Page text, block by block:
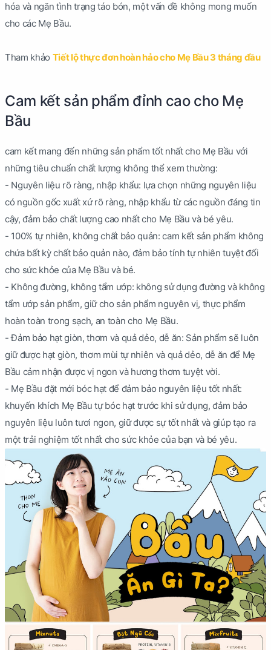
hóa và ngăn tình trạng táo bón, một vấn đề không mong muốn
cho các Mẹ Bầu.
Tham khảo Tiết lộ thực đơn hoàn hảo cho Mẹ Bầu 3 tháng đầu
Cam kết sản phẩm đỉnh cao cho Mẹ
Bầu
cam kết mang đến những sản phẩm tốt nhất cho Mẹ Bầu với
những tiêu chuẩn chất lượng không thể xem thường:
- Nguyên liệu rõ ràng, nhập khẩu: lựa chọn những nguyên liệu
có nguồn gốc xuất xứ rõ ràng, nhập khẩu từ các nguồn đáng tin
cậy, đảm bảo chất lượng cao nhất cho Mẹ Bầu và bé yêu.
- 100% tự nhiên, không chất bảo quản: cam kết sản phẩm không
chứa bất kỳ chất bảo quản nào, đảm bảo tính tự nhiên tuyệt đối
cho sức khỏe của Mẹ Bầu và bé.
- Không đường, không tẩm ướp: không sử dụng đường và không
tẩm ướp sản phẩm, giữ cho sản phẩm nguyên vị, thực phẩm
hoàn toàn trong sạch, an toàn cho Mẹ Bầu.
- Đảm bảo hạt giòn, thơm và quả dẻo, dễ ăn: Sản phẩm sẽ luôn
giữ được hạt giòn, thơm mùi tự nhiên và quả dẻo, dễ ăn để Mẹ
Bầu cảm nhận được vị ngon và hương thơm tuyệt vời.
- Mẹ Bầu đặt mới bóc hạt để đảm bảo nguyên liệu tốt nhất:
khuyến khích Mẹ Bầu tự bóc hạt trước khi sử dụng, đảm bảo
nguyên liệu luôn tươi ngon, giữ được sự tốt nhất và giúp tạo ra
một trải nghiệm tốt nhất cho sức khỏe của bạn và bé yêu.